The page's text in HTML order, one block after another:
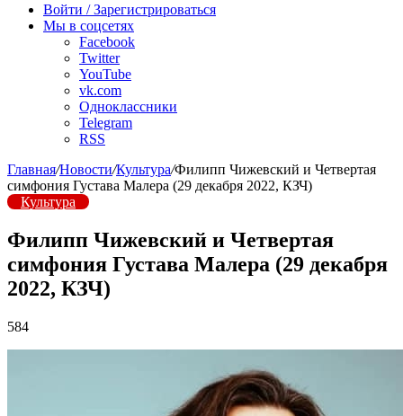
радио
Войти / Зарегистрироваться
Мы в соцсетях
Facebook
Twitter
YouTube
vk.com
Одноклассники
Telegram
RSS
Главная/Новости/Культура/Филипп Чижевский и Четвертая
симфония Густава Малера (29 декабря 2022, КЗЧ)
Культура
Филипп Чижевский и Четвертая
симфония Густава Малера (29 декабря
2022, КЗЧ)
584